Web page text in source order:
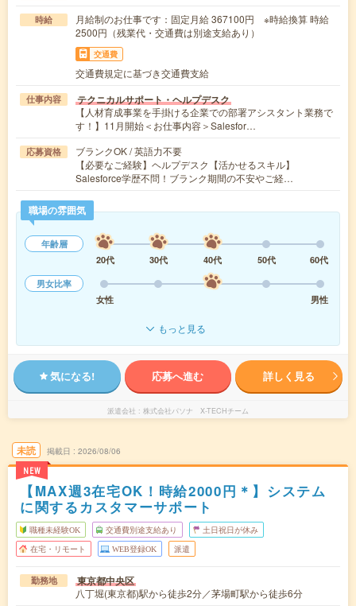
時給
月給制のお仕事です：固定月給 367100円 ※時給換算 時給
2500円（残業代・交通費は別途支給あり）
交通費
交通費規定に基づき交通費支給
仕事内容 テクニカルサポート・ヘルプデスク
【人材育成事業を手掛ける企業での部署アシスタント業務で
す！】11月開始＜お仕事内容＞Salesfor…
応募資格
ブランクOK / 英語力不要
【必要なご経験】ヘルプデスク【活かせるスキル】
Salesforce学歴不問！ブランク期間の不安やご経…
職場の雰囲気
年齢層
20代
30代 40代 50代
60代
男女比率
女性
男性
もっと見る
気になる! 応募へ進む 詳しく見る
派遣会社 株式会社パソナ X-TECHチーム
未読
NEW
掲載日 2026/08/06
【MAX週3在宅OK！時給2000円＊】システム
に関するカスタマーサポート
職種未経験OK 交通費別途支給あり 土日祝日が休み
在宅・リモート WEB登録OK 派遣
勤務地 東京都中央区
八丁堀(東京都)駅から徒歩2分／茅場町駅から徒歩6分